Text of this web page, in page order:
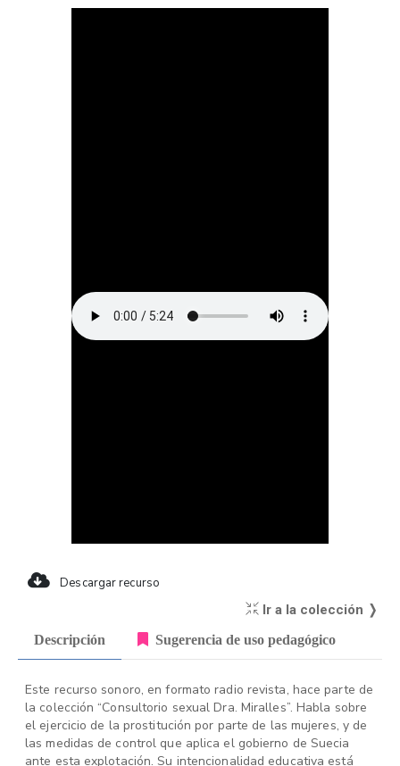
Descargar recurso
Ir a la colección ❭
Descripción Sugerencia de uso pedagógico
Este recurso sonoro, en formato radio revista, hace parte de
la colección “Consultorio sexual Dra. Miralles”. Habla sobre
el ejercicio de la prostitución por parte de las mujeres, y de
las medidas de control que aplica el gobierno de Suecia
ante esta explotación. Su intencionalidad educativa está